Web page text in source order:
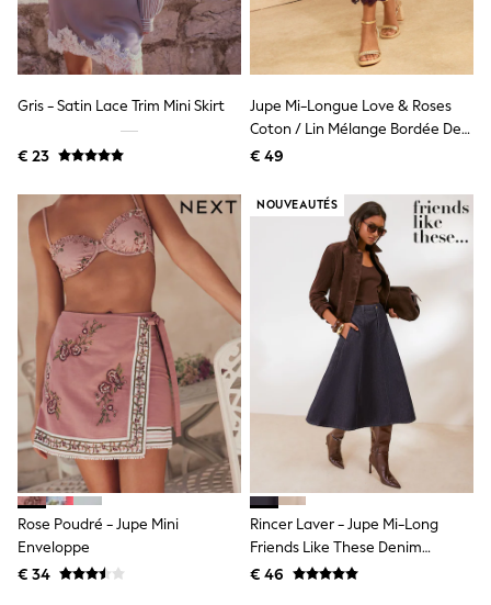
Knitwear
Trousers & Leggings
Sets & Outfits
Tops
Nightwear & Pyjamas
Jumpsuits & Playsuits
Jeans
Shirts & Blouses
Sportswear
Dungarees
Multipacks
All Holiday Shop
Tops
Dresses
Shorts
Skirts
Sandals & Sliders
Rash Vests
Sun Safe Swimwear
Sun Hats & Caps
Denim Jackets
Raincoats
Waterproof
Shackets
Puddlesuits
Gilets
Fleeces
Gris - Satin Lace Trim Mini Skirt
€ 23
Jupe Mi-Longue Love & Roses
Coton / Lin Mélange Bordée De
Dentelle
€ 49
Rose Poudré - Jupe Mini
Enveloppe
€ 34
NOUVEAUTÉS
Rincer Laver - Jupe Mi-Long
Friends Like These Denim
Seamed A Line
€ 46